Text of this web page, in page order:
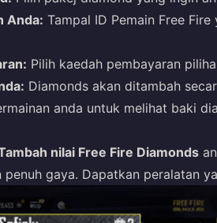
Anda: Tampal ID Pemain Free
Pilih kaedah pembayaran
Diamonds akan ditambah
anda untuk melihat baki
nilai Free Fire Diamonds
gaya. Dapatkan peralatan